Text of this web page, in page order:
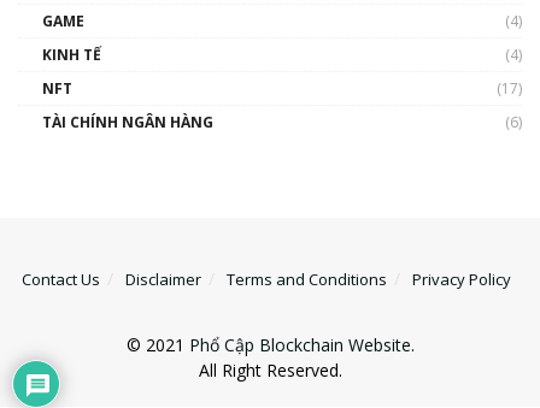
GAME
(4)
KINH TẾ
(4)
NFT
(17)
TÀI CHÍNH NGÂN HÀNG
(6)
Contact Us Disclaimer Terms and Conditions Privacy Policy
© 2021 Phổ Cập Blockchain Website.
All Right Reserved.